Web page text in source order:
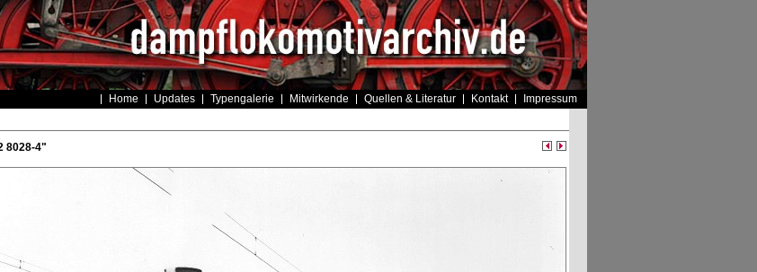
Home Updates Typengalerie Mitwirkende Quellen & Literatur Kontakt Impressum
8028-4"